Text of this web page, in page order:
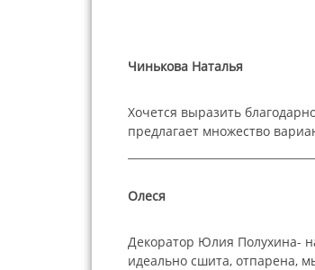
Чинькова Наталья
Хочется выразить
предлагает множество
Олеся
Декоратор Юлия Полухина-
идеально сшита, отпарена,